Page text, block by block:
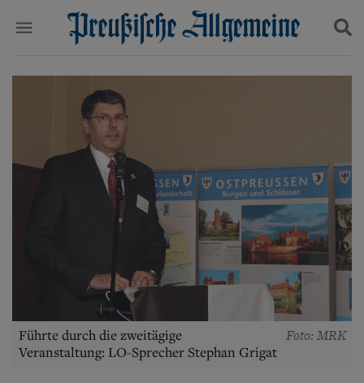
Start
Wer wir sind
Aktuelle Ausgabe
Leben
Geschichte
Ostpreußen
Pommern
Berlin-Brandenburg
Schlesien
Danzig und Westpreußen
Suchen und finden
Foto: MRK
Führte durch die zweitägige
Veranstaltung: LO-Sprecher Stephan Grigat